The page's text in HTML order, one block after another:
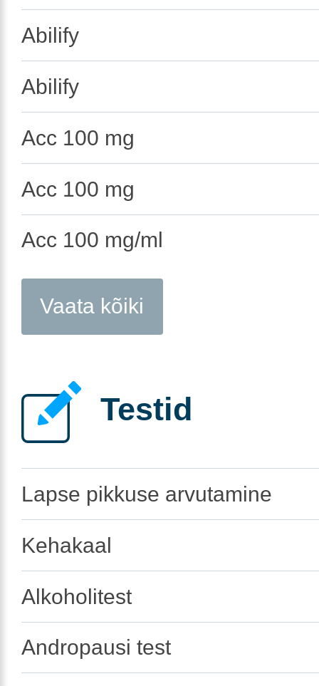
Abilify
Abilify
Acc 100 mg
Acc 100 mg
Acc 100 mg/ml
Vaata kõiki
Testid
Lapse pikkuse arvutamine
Kehakaal
Alkoholitest
Andropausi test